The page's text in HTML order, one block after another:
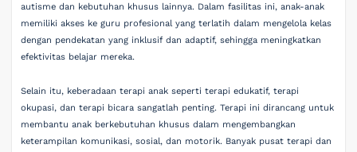
autisme dan kebutuhan khusus lainnya. Dalam fasilitas ini, anak-anak
memiliki akses ke guru profesional yang terlatih dalam mengelola kelas
dengan pendekatan yang inklusif dan adaptif, sehingga meningkatkan
efektivitas belajar mereka.
Selain itu, keberadaan terapi anak seperti terapi edukatif, terapi
okupasi, dan terapi bicara sangatlah penting. Terapi ini dirancang untuk
membantu anak berkebutuhan khusus dalam mengembangkan
keterampilan komunikasi, sosial, dan motorik. Banyak pusat terapi dan